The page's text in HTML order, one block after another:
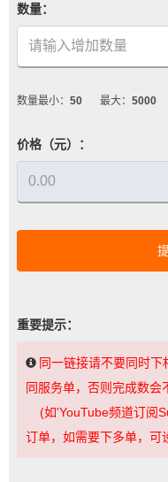
数量：
数量最小： 50 最大： 5000
价格（元）：
重要提示：
同一链接请不要同时下
同服务单，否则完成数会
(如'YouTube频道订阅
订单，如需要下多单，可